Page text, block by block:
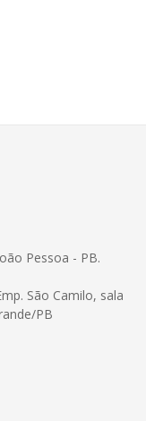
Pessoa - PB.
São Camilo, sala
PB